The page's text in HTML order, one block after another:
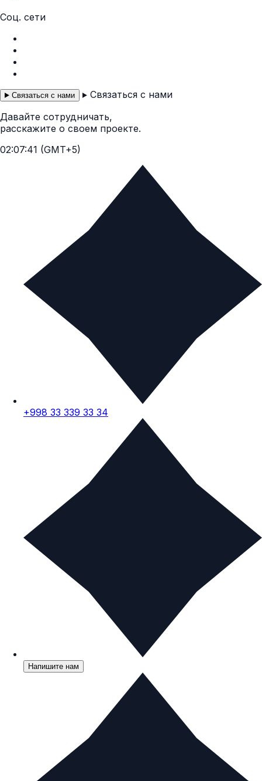
Соц. сети
Связаться с нами
Связаться с нами
Давайте сотрудничать,
расскажите о своем проекте.
02:07:42 (GMT+5)
+998 33 339 33 34
Напишите нам